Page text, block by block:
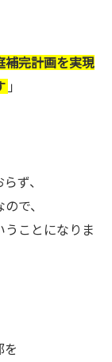
補完計画を実現
」
ず、
で、
うことになりま
を